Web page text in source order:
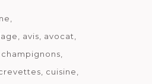
avis
avocat
champignons
cuisine